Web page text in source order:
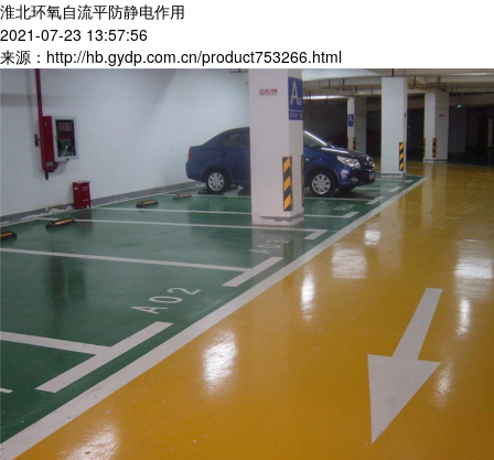
淮北环氧自流平防静电作用
2021-07-23 13:57:56
来源：http://hb.gydp.com.cn/product753266.html